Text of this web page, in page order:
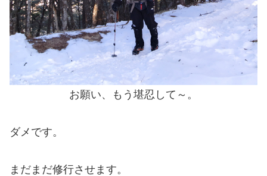
お願い、もう堪忍して～。
ダメです。
まだまだ修行させます。